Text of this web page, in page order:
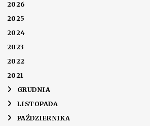
2026
2025
2024
2023
2022
2021
► GRUDNIA
► LISTOPADA
► PAŹDZIERNIKA